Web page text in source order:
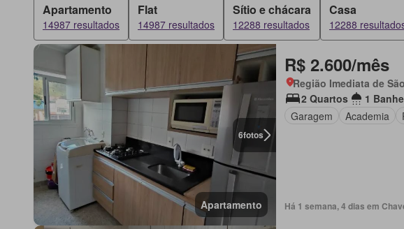
Apartamento
14987 resultados
Flat
14987 resultados
Sítio e chácara
12288 resultados
Casa
12288
6fotos
Apartamento
R$ 2.600/mês
Região Imediata de
2 Quartos
1
Garagem
Academia
Há 1 semana, 4 dias em